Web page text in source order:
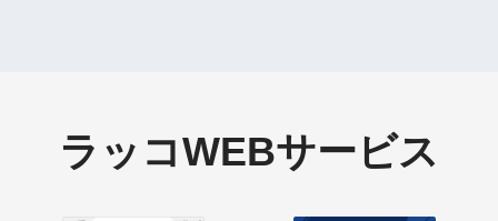
ラッコWEBサービス